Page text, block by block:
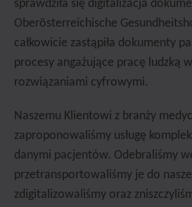
sprawdziła się digitalizacja
Oberösterreichische
całkowicie zastąpiła dokumenty
procesy angażujące pracę ludzką
rozwiązaniami cyfrowymi.
Naszemu Klientowi z branży
zaproponowaliśmy usługę
danymi pacjentów. Odebraliśmy
przetransportowaliśmy je do
zdigitalizowaliśmy oraz